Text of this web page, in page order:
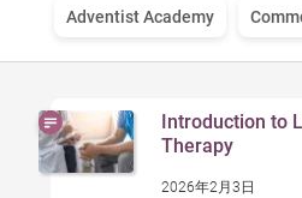
Adventist Academy
Introduction to
Therapy
2026年2月3日